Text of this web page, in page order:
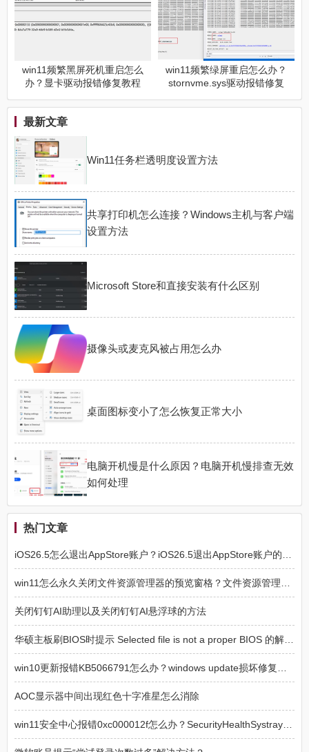
win11频繁黑屏死机重启怎么
办？显卡驱动报错修复教程
win11频繁绿屏重启怎么办？
stornvme.sys驱动报错修复
最新文章
Win11任务栏透明度设置方法
共享打印机怎么连接？Windows主机与客户端
设置方法
Microsoft Store和直接安装有什么区别
摄像头或麦克风被占用怎么办
桌面图标变小了怎么恢复正常大小
电脑开机慢是什么原因？电脑开机慢排查无效
如何处理
热门文章
关闭钉钉AI助理以及关闭钉钉AI悬浮球的方法
AOC显示器中间出现红色十字准星怎么消除